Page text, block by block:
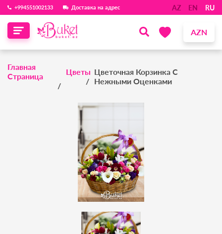
‪+994551002133‬ Доставка на адрес AZ EN RU
AZN
Главная
Страница
Цветы Цветочная Корзинка С
Нежными Оценками